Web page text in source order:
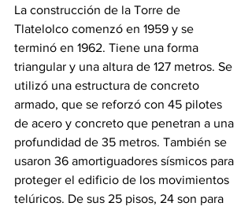
La construcción de la Torre de
Tlatelolco comenzó en 1959 y se
terminó en 1962. Tiene una forma
triangular y una altura de 127 metros. Se
utilizó una estructura de concreto
armado, que se reforzó con 45 pilotes
de acero y concreto que penetran a una
profundidad de 35 metros. También se
usaron 36 amortiguadores sísmicos para
proteger el edificio de los movimientos
telúricos. De sus 25 pisos, 24 son para